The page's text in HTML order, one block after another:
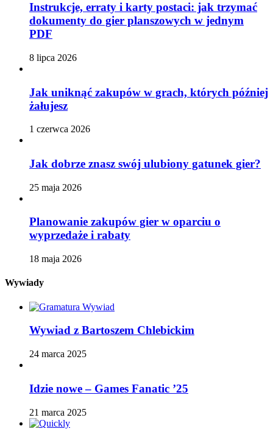
Instrukcje, erraty i karty postaci: jak trzymać
dokumenty do gier planszowych w jednym
PDF
8 lipca 2026
Jak uniknąć zakupów w grach, których później
żałujesz
1 czerwca 2026
Jak dobrze znasz swój ulubiony gatunek gier?
25 maja 2026
Planowanie zakupów gier w oparciu o
wyprzedaże i rabaty
18 maja 2026
Wywiady
Wywiad z Bartoszem Chlebickim
24 marca 2025
Idzie nowe – Games Fanatic ’25
21 marca 2025